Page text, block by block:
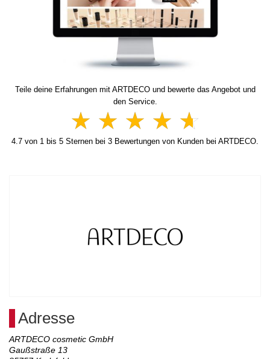
Teile deine Erfahrungen mit ARTDECO und bewerte das Angebot und
den Service.
4.7 von 1 bis 5 Sternen bei 3 Bewertungen von Kunden bei ARTDECO.
Adresse
ARTDECO cosmetic GmbH
Gaußstraße 13